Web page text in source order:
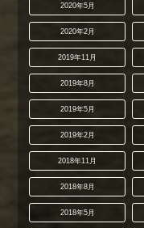
2020年5月
2020年2月
2019年11月
2019年8月
2019年5月
2019年2月
2018年11月
2018年8月
2018年5月